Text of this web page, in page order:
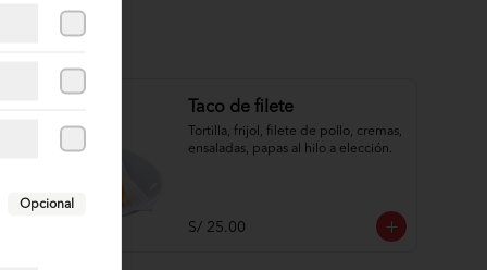
Taco de filete
Tortilla, frijol, filete de pollo, cremas,
ensaladas, papas al hilo a elección.
S/ 25.00
Opcional